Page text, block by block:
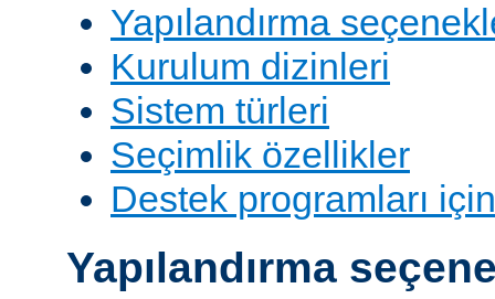
Yapılandırma
Kurulum dizinleri
Sistem türleri
Seçimlik özellikler
Destek programları
Yapılandırma